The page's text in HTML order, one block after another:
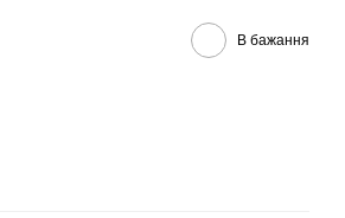
В бажання